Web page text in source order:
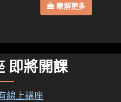
瞭解更多
即將開課
線上講座